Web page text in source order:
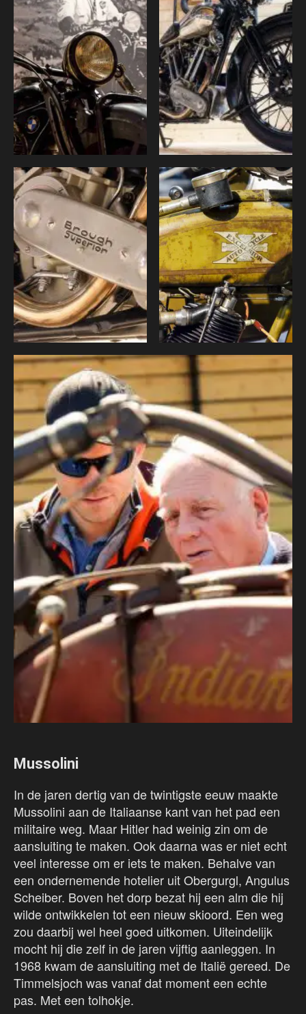
Mussolini
In de jaren dertig van de twintigste eeuw maakte
Mussolini aan de Italiaanse kant van het pad een
militaire weg. Maar Hitler had weinig zin om de
aansluiting te maken. Ook daarna was er niet echt
veel interesse om er iets te maken. Behalve van
een ondernemende hotelier uit Obergurgl, Angulus
Scheiber. Boven het dorp bezat hij een alm die hij
wilde ontwikkelen tot een nieuw skioord. Een weg
zou daarbij wel heel goed uitkomen. Uiteindelijk
mocht hij die zelf in de jaren vijftig aanleggen. In
1968 kwam de aansluiting met de Italië gereed. De
Timmelsjoch was vanaf dat moment een echte
pas. Met een tolhokje.